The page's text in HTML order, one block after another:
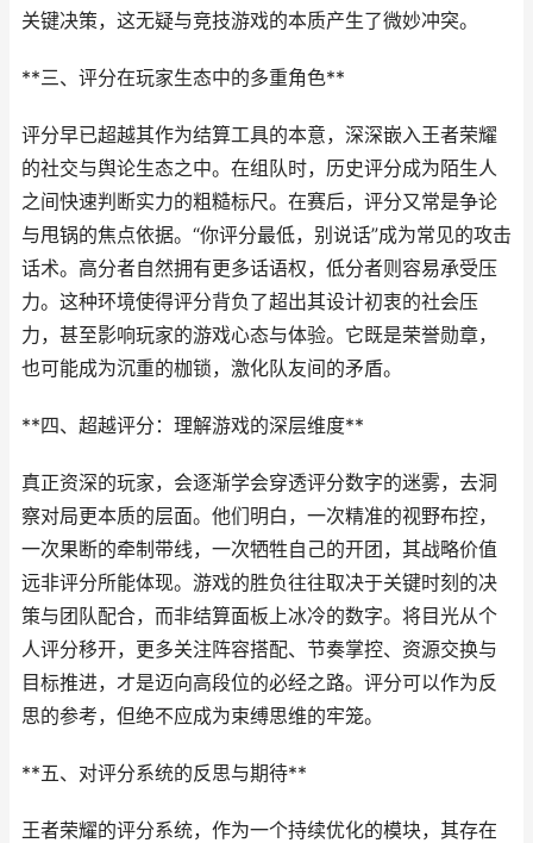
关键决策，这无疑与竞技游戏的本质产生了微妙冲突。
**三、评分在玩家生态中的多重角色**
评分早已超越其作为结算工具的本意，深深嵌入王者荣耀
的社交与舆论生态之中。在组队时，历史评分成为陌生人
之间快速判断实力的粗糙标尺。在赛后，评分又常是争论
与甩锅的焦点依据。“你评分最低，别说话”成为常见的攻击
话术。高分者自然拥有更多话语权，低分者则容易承受压
力。这种环境使得评分背负了超出其设计初衷的社会压
力，甚至影响玩家的游戏心态与体验。它既是荣誉勋章，
也可能成为沉重的枷锁，激化队友间的矛盾。
**四、超越评分：理解游戏的深层维度**
真正资深的玩家，会逐渐学会穿透评分数字的迷雾，去洞
察对局更本质的层面。他们明白，一次精准的视野布控，
一次果断的牵制带线，一次牺牲自己的开团，其战略价值
远非评分所能体现。游戏的胜负往往取决于关键时刻的决
策与团队配合，而非结算面板上冰冷的数字。将目光从个
人评分移开，更多关注阵容搭配、节奏掌控、资源交换与
目标推进，才是迈向高段位的必经之路。评分可以作为反
思的参考，但绝不应成为束缚思维的牢笼。
**五、对评分系统的反思与期待**
王者荣耀的评分系统，作为一个持续优化的模块，其存在